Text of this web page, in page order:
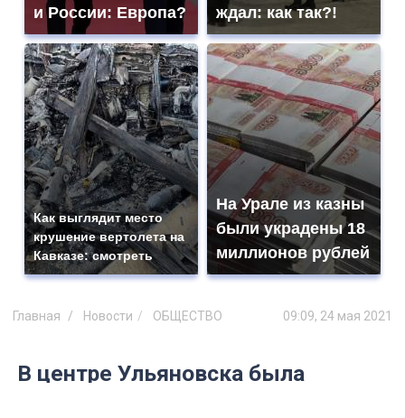
и России: Европа?
ждал: как так?!
Как выглядит место
крушение вертолета на
Кавказе: смотреть
На Урале из казны
были украдены 18
миллионов рублей
Главная Новости ОБЩЕСТВО 09:09, 24 мая 2021
В центре Ульяновска была